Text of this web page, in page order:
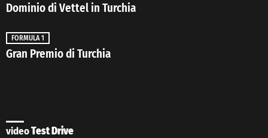
Dominio di Vettel in Turchia
FORMULA 1
Gran Premio di Turchia
videoTest Drive